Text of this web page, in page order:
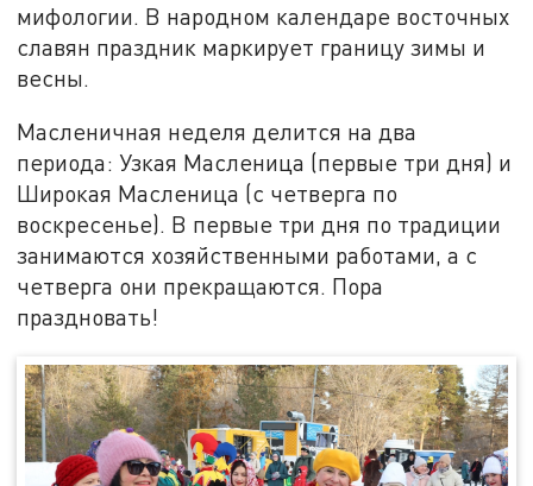
мифологии. В народном календаре восточных
славян праздник маркирует границу зимы и
весны.
Масленичная неделя делится на два
периода: Узкая Масленица (первые три дня) и
Широкая Масленица (с четверга по
воскресенье). В первые три дня по традиции
занимаются хозяйственными работами, а с
четверга они прекращаются. Пора
праздновать!